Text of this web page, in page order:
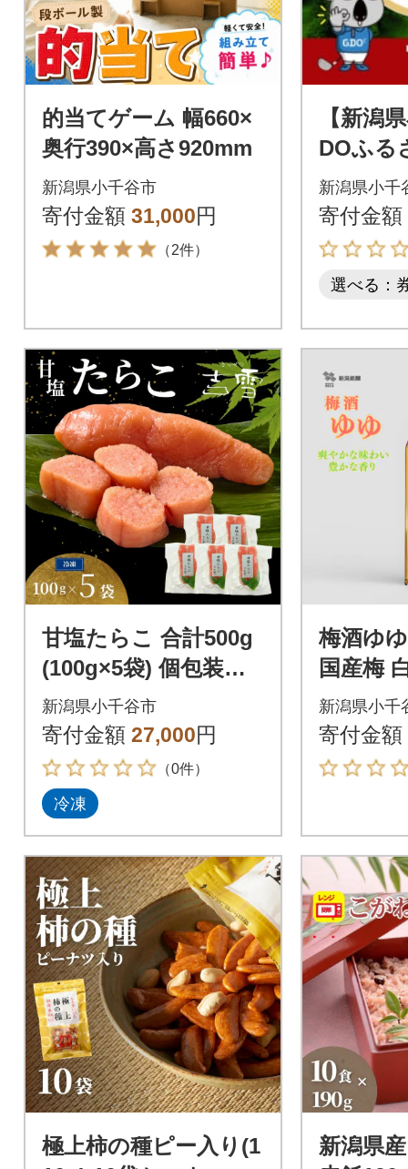
的当てゲーム 幅660×
奥行390×高さ920mm
新潟県小千谷市
寄付金額 31,000円
（2件）
【新潟
DOふる
レーク
円分)
新潟県小千
寄付金額
選べる：
甘塩たらこ 合計500g
(100g×5袋) 個包装・
真空パック 冷凍 ギフ
トにおススメ 吉雪
新潟県小千谷市
寄付金額 27,000円
（0件）
冷凍
梅酒ゆ
国産梅
新潟銘醸
新潟県小千
寄付金額
極上柿の種ピー入り(1
新潟県